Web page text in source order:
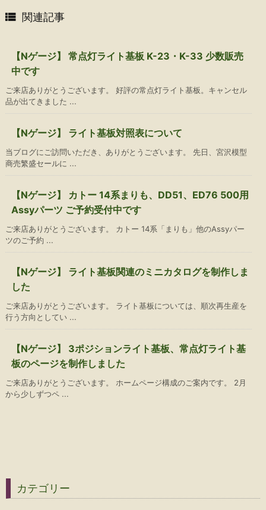
 関連記事
【Nゲージ】 常点灯ライト基板 K-23・K-33 少数販売
中です
ご来店ありがとうございます。 好評の常点灯ライト基板。キャンセル
品が出てきました ...
【Nゲージ】 ライト基板対照表について
当ブログにご訪問いただき、ありがとうございます。 先日、宮沢模型
商売繁盛セールに ...
【Nゲージ】 カトー 14系まりも、DD51、ED76 500用
Assyパーツ ご予約受付中です
ご来店ありがとうございます。 カトー 14系「まりも」他のAssyパー
ツのご予約 ...
【Nゲージ】 ライト基板関連のミニカタログを制作しま
した
ご来店ありがとうございます。 ライト基板については、順次再生産を
行う方向としてい ...
【Nゲージ】 3ポジションライト基板、常点灯ライト基
板のページを制作しました
ご来店ありがとうございます。 ホームページ構成のご案内です。 2月
から少しずつペ ...
カテゴリー